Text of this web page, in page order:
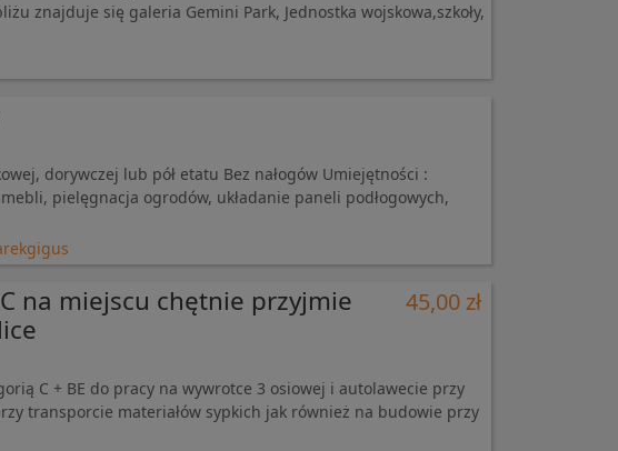
znajduje się galeria Gemini Park, Jednostka wojskowa,szkoły,
dorywczej lub pół etatu Bez nałogów Umiejętności :
pielęgnacja ogrodów, układanie paneli podłogowych,
na miejscu chętnie przyjmie
45,00 zł
C + BE do pracy na wywrotce 3 osiowej i autolawecie przy
transporcie materiałów sypkich jak również na budowie przy